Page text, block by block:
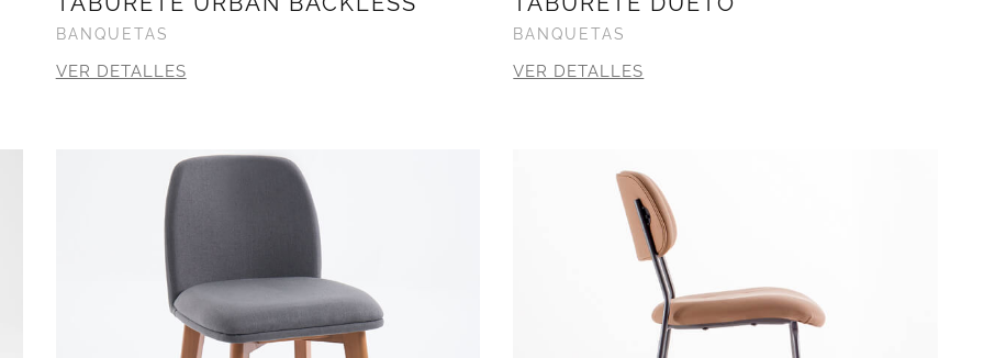
BANQUETAS
VER DETALLES
BANQUETAS
VER DETALLES